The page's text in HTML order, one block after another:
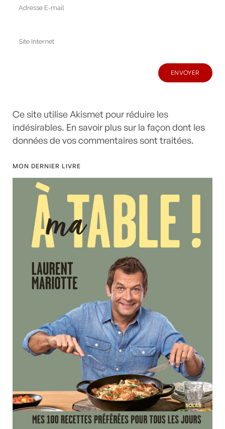
Ce site utilise Akismet pour réduire les
indésirables. En savoir plus sur la façon dont les
données de vos commentaires sont traitées.
MON DERNIER LIVRE